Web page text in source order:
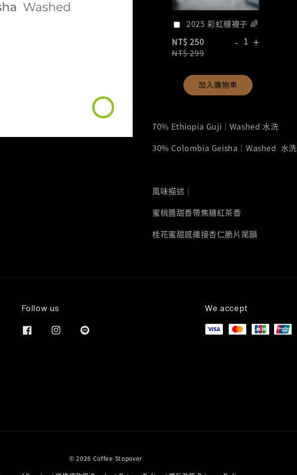
2025 彩虹糖襪子 🌈
NT$ 250
NT$ 299
- +
加入購物車
70% Ethiopia Guji｜Washed 水洗
30% Colombia Geisha｜Washed 水洗
風味描述｜
蜜桃醬甜香帶焦糖紅茶香
桂花蜜甜感連接杏仁脆片尾韻
Follow us We accept
© 2026 Coffee Stopover